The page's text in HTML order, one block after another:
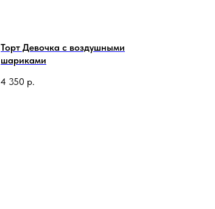
Торт Девочка с воздушными
шариками
4 350 р.